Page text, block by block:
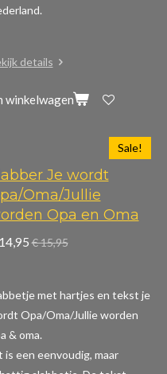
details
winkelwagen
Sale!
Je wordt
Oma/Jullie
Opa en Oma
€ 15,95
met hartjes en tekst je
Opa/Oma/Jullie worden
& oma.
is een eenvoudig, maar